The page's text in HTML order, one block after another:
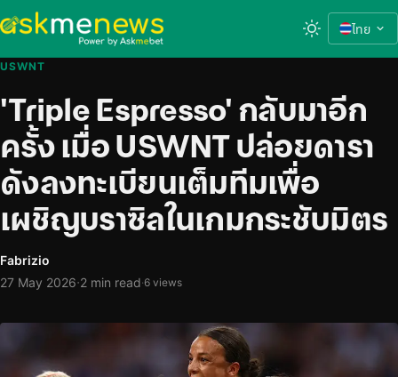
ไทย
USWNT
'Triple Espresso' กลับมาอีก
ครั้ง เมื่อ USWNT ปล่อยดารา
ดังลงทะเบียนเต็มทีมเพื่อ
เผชิญบราซิลในเกมกระชับมิตร
Fabrizio
27 May 2026·2 min read·6 views